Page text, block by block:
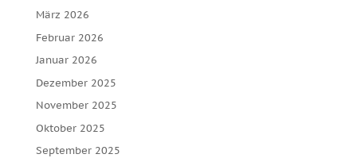
März 2026
Februar 2026
Januar 2026
Dezember 2025
November 2025
Oktober 2025
September 2025